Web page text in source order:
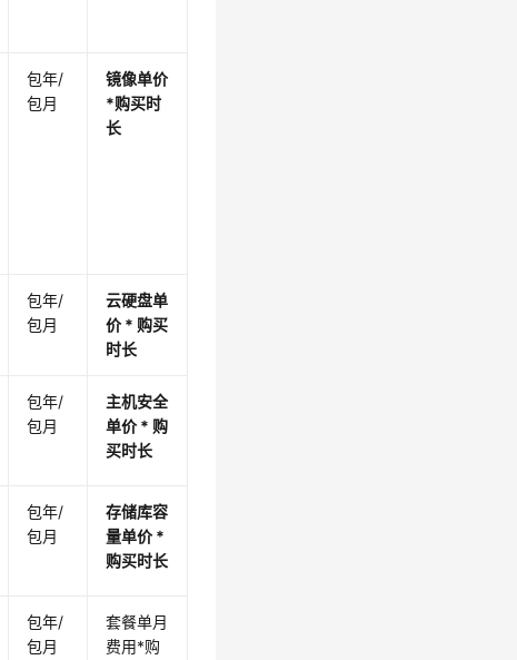
包年/
包月
镜像单价
*购买时
长
包年/
包月
云硬盘单
价 * 购买
时长
包年/
包月
主机安全
单价 * 购
买时长
包年/
包月
存储库容
量单价 *
购买时长
包年/
包月
套餐单月
费用*购